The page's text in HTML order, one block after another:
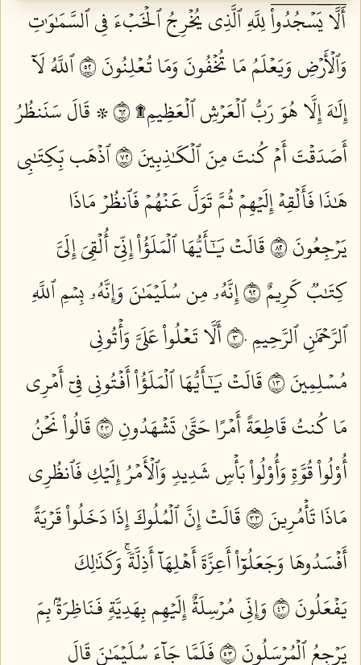
أَلَّاۤ يَسۡجُدُواْۤ لِلَّهِ ٱلَّذِي يُخۡرِجُ ٱلۡخَبۡءَ فِي ٱلسَّمَٰوَٰتِ
وَٱلۡأَرۡضِ وَيَعۡلَمُ مَا تُخۡفُونَ وَمَا تُعۡلِنُونَ ٢٥
ٱللَّهُ لَآ
إِلَٰهَ إِلَّا هُوَ رَبُّ ٱلۡعَرۡشِ ٱلۡعَظِيمِ۩ ٢٦
۞ قَالَ سَنَنظُرُ
أَصَدَقۡتَ أَمۡ كُنتَ مِنَ ٱلۡكَٰذِبِينَ ٢٧
ٱذۡهَب بِّكِتَٰبِي
هَٰذَا فَأَلۡقِهۡ إِلَيۡهِمۡ ثُمَّ تَوَلَّ عَنۡهُمۡ فَٱنظُرۡ مَاذَا
يَرۡجِعُونَ ٢٨
قَالَتۡ يَٰٓأَيُّهَا ٱلۡمَلَؤُاْ إِنِّيٓ أُلۡقِيَ إِلَيَّ
كِتَٰبٞ كَرِيمٌ ٢٩
إِنَّهُۥ مِن سُلَيۡمَٰنَ وَإِنَّهُۥ بِسۡمِ ٱللَّهِ
ٱلرَّحۡمَٰنِ ٱلرَّحِيمِ ٣٠
أَلَّا تَعۡلُواْ عَلَيَّ وَأۡتُونِي
مُسۡلِمِينَ ٣١
قَالَتۡ يَٰٓأَيُّهَا ٱلۡمَلَؤُاْ أَفۡتُونِي فِيٓ أَمۡرِي
مَا كُنتُ قَاطِعَةً أَمۡرًا حَتَّىٰ تَشۡهَدُونِ ٣٢
قَالُواْ نَحۡنُ
أُوْلُواْ قُوَّةٖ وَأُوْلُواْ بَأۡسٖ شَدِيدٖ وَٱلۡأَمۡرُ إِلَيۡكِ فَٱنظُرِي
مَاذَا تَأۡمُرِينَ ٣٣
قَالَتۡ إِنَّ ٱلۡمُلُوكَ إِذَا دَخَلُواْ قَرۡيَةً
أَفۡسَدُوهَا وَجَعَلُوٓاْ أَعِزَّةَ أَهۡلِهَآ أَذِلَّةٗۚ وَكَذَٰلِكَ
يَفۡعَلُونَ ٣٤
وَإِنِّي مُرۡسِلَةٌ إِلَيۡهِم بِهَدِيَّةٖ فَنَاظِرَةُۢ بِمَ
يَرۡجِعُ ٱلۡمُرۡسَلُونَ ٣٥
فَلَمَّا جَآءَ سُلَيۡمَٰنَ قَالَ